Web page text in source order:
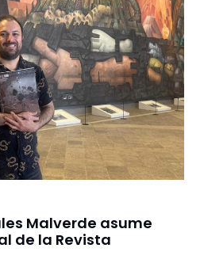
Malverde asume
de la Revista